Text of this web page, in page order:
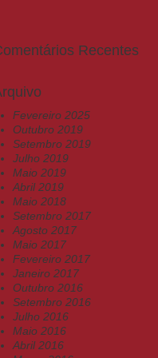
Recentes
Fevereiro 2025
Outubro 2019
Setembro 2019
Julho 2019
Maio 2019
Abril 2019
Maio 2018
Setembro 2017
Agosto 2017
Maio 2017
Fevereiro 2017
Janeiro 2017
Outubro 2016
Setembro 2016
Julho 2016
Maio 2016
Abril 2016